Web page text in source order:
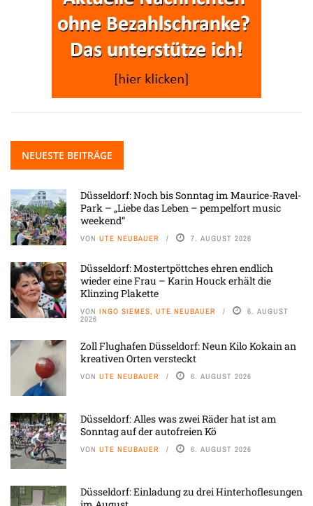
NEUESTE BEITRÄGE
Düsseldorf: Noch bis Sonntag im Maurice-Ravel-
Park – „Liebe das Leben – pempelfort music
weekend“
VON UTE NEUBAUER 7. AUGUST 2026
Düsseldorf: Mostertpöttches ehren endlich
wieder eine Frau – Karin Houck erhält die
Klinzing Plakette
VON INGO SIEMES, UTE NEUBAUER 6. AUGUST
2026
Zoll Flughafen Düsseldorf: Neun Kilo Kokain an
kreativen Orten versteckt
VON UTE NEUBAUER 6. AUGUST 2026
Düsseldorf: Alles was zwei Räder hat ist am
Sonntag auf der autofreien Kö
VON UTE NEUBAUER 6. AUGUST 2026
Düsseldorf: Einladung zu drei Hinterhoflesungen